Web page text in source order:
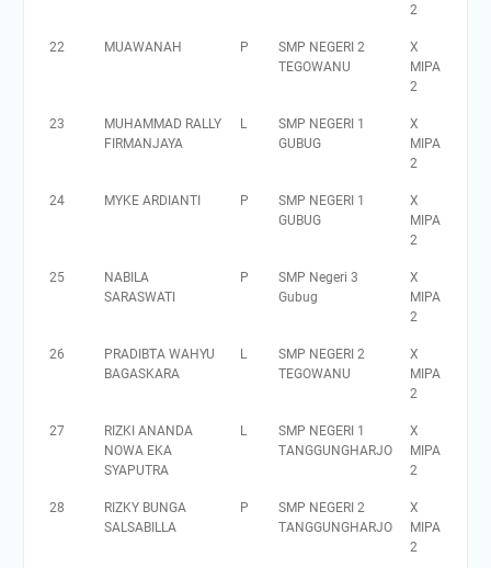
2
22 MUAWANAH P
SMP NEGERI 2
TEGOWANU
X
MIPA
2
23
MUHAMMAD RALLY
FIRMANJAYA
L
SMP NEGERI 1
GUBUG
X
MIPA
2
24 MYKE ARDIANTI P
SMP NEGERI 1
GUBUG
X
MIPA
2
25
NABILA
SARASWATI
P
SMP Negeri 3
Gubug
X
MIPA
2
26
PRADIBTA WAHYU
BAGASKARA
L
SMP NEGERI 2
TEGOWANU
X
MIPA
2
27
RIZKI ANANDA
NOWA EKA
SYAPUTRA
L
SMP NEGERI 1
TANGGUNGHARJO
X
MIPA
2
28
RIZKY BUNGA
SALSABILLA
P
SMP NEGERI 2
TANGGUNGHARJO
X
MIPA
2